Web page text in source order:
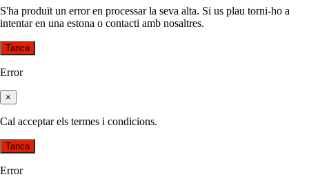
S'ha produït un error en processar la seva alta. Si us plau torni-ho a
intentar en una estona o contacti amb nosaltres.
Tanca
Error
×
Cal acceptar els termes i condicions.
Tanca
Error